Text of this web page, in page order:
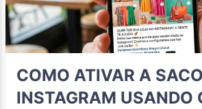
COMO ATIVAR A
INSTAGRAM USANDO